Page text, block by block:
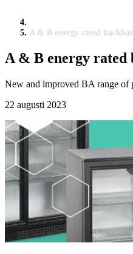
A & B energy rated
A & B energy rated
New and improved BA range of
22 augusti 2023